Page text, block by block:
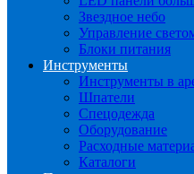
Звездное небо
Управление
Блоки питания
Инструменты
Инструменты в
Шпатели
Спецодежда
Оборудование
Расходные
Каталоги